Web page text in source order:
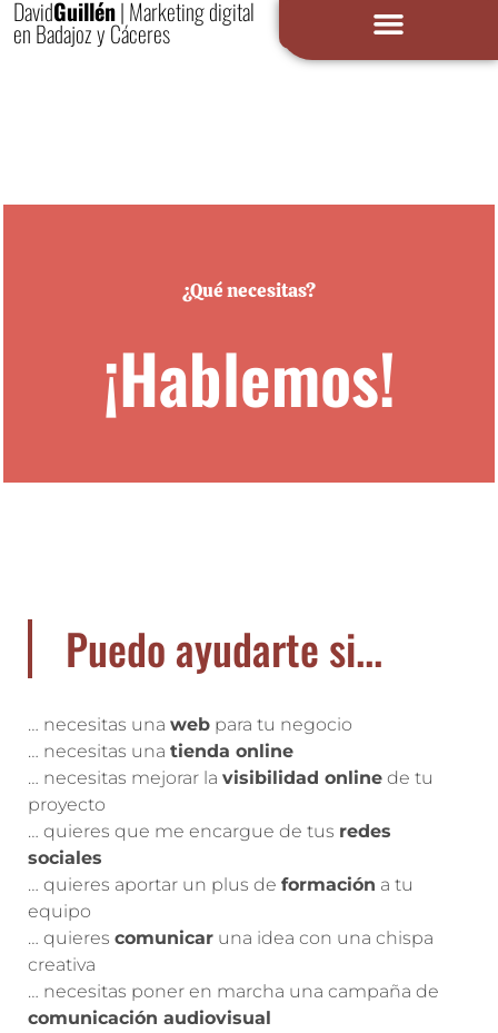
DavidGuillén| Marketing digital
en Badajoz y Cáceres
¿Qué necesitas?
¡Hablemos!
Puedo ayudarte si...
… necesitas una web para tu negocio
… necesitas una tienda online
… necesitas mejorar la visibilidad online de tu
proyecto
… quieres que me encargue de tus redes
sociales
… quieres aportar un plus de formación a tu
equipo
… quieres comunicar una idea con una chispa
creativa
… necesitas poner en marcha una campaña de
comunicación audiovisual